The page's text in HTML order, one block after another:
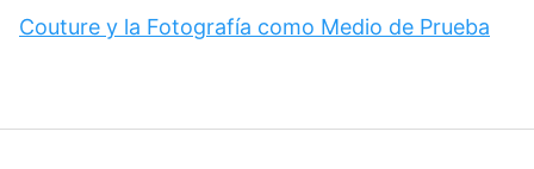
Couture y la Fotografía como Medio de Prueba